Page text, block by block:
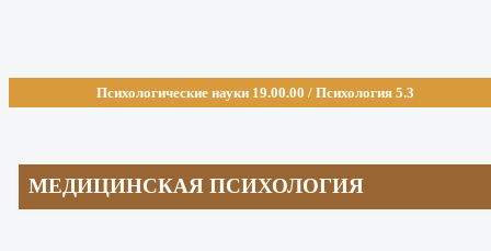
Психологические науки 19.00.00 / Психология 5.3
МЕДИЦИНСКАЯ ПСИХОЛОГИЯ